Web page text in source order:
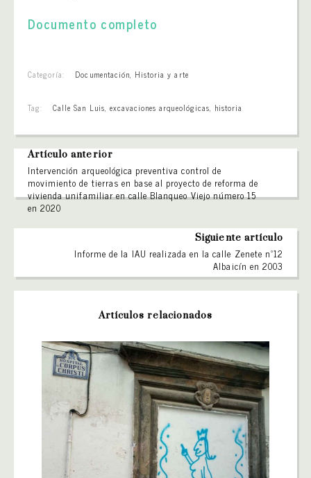
Documento completo
Categoría: Documentación, Historia y arte
Tag: Calle San Luis, excavaciones arqueológicas, historia
Artículo anterior
Intervención arqueológica preventiva control de
movimiento de tierras en base al proyecto de reforma de
vivienda unifamiliar en calle Blanqueo Viejo número 15
en 2020
Siguiente artículo
Informe de la IAU realizada en la calle Zenete nº12
Albaicín en 2003
Artículos relacionados